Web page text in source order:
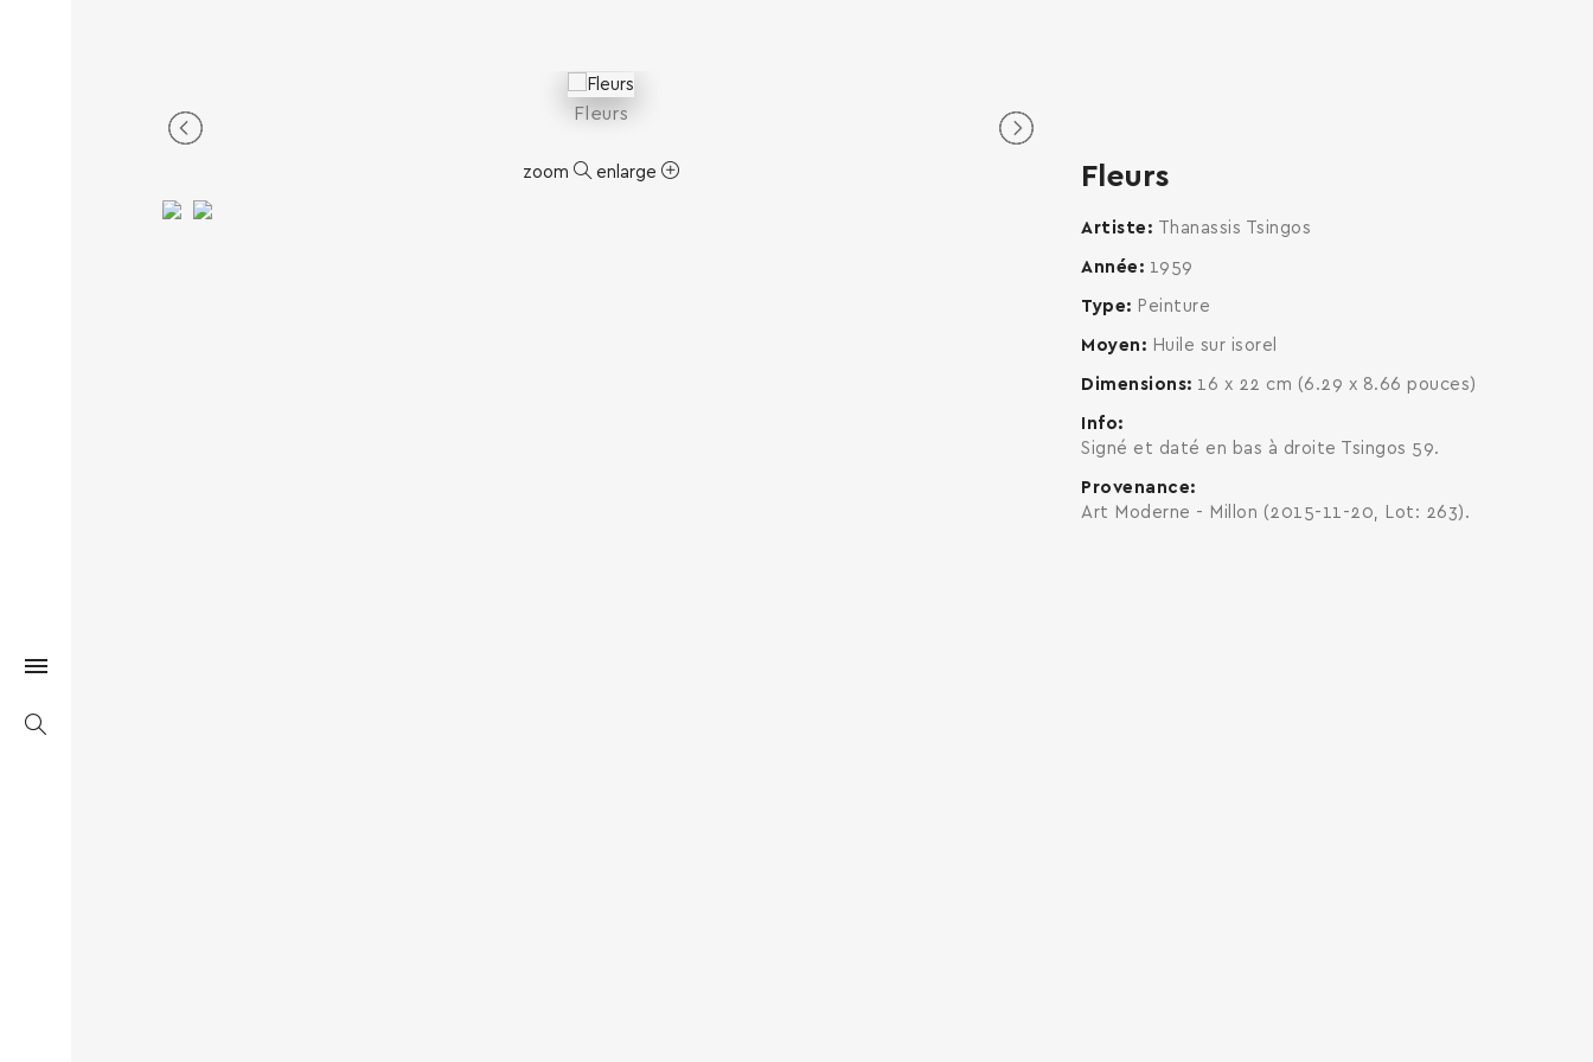
Fleurs
zoom enlarge Fleurs
Artiste Thanassis Tsingos
Année 1959
Type Peinture
Moyen Huile sur isorel
Dimensions 16 x 22 cm (6.29 x 8.66 pouces)
Info
Signé et daté en bas à droite Tsingos 59.
Provenance
Art Moderne - Millon (2015-11-20, Lot: 263).